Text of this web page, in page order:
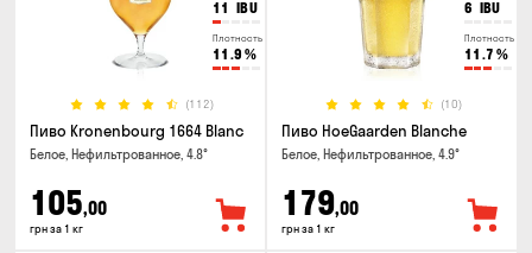
11 IBU
Плотность
11.9 %
(112)
Пиво Kronenbourg 1664 Blanc
Белое, Нефильтрованное, 4.8°
105,00
грн за 1 кг
6 IBU
Плотность
11.7 %
(10)
Пиво HoeGaarden Blanche
Белое, Нефильтрованное, 4.9°
179,00
грн за 1 кг